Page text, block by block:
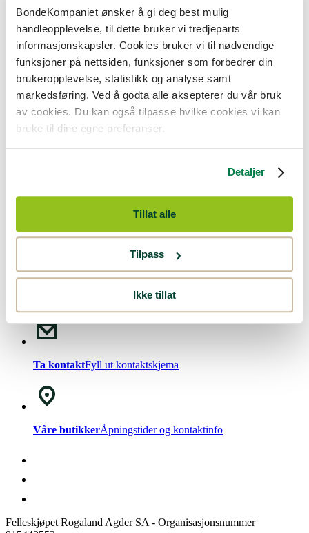
BondeKompaniet ønsker å gi deg best mulig
handleopplevelse, til dette bruker vi tredjeparts
informasjonskapsler. Cookies bruker vi til nødvendige
funksjoner på nettsiden, funksjoner som forbedrer din
brukeropplevelse, statistikk og analyse samt
markedsføring. Ved å godta alle aksepterer du vår bruk
av cookies. Du kan også tilpasse hvilke cookies vi kan
bruke til dine egne preferanser.
Detaljer
Tillat alle
Tilpass
Ikke tillat
Våre butikker
Presse
Ledige stillinger
Bonde og bedriftskunde
BondeKompaniet erFelleskjøpet Rogaland Agdersitt butikkonsept
BondeKompaniet har det du trenger av praktisk utstyr, reparasjon og
gode råd innenfor hus og hage, fritid, kjæledyr og landbruk.
Nyhetsbrev!Meld deg på vårtnyhetsbrev.
Mandag - Fredag kl. 08-15
Ta kontaktFyll ut kontaktskjema
Våre butikkerÅpningstider og kontaktinfo
Felleskjøpet Rogaland Agder SA - Organisasjonsnummer